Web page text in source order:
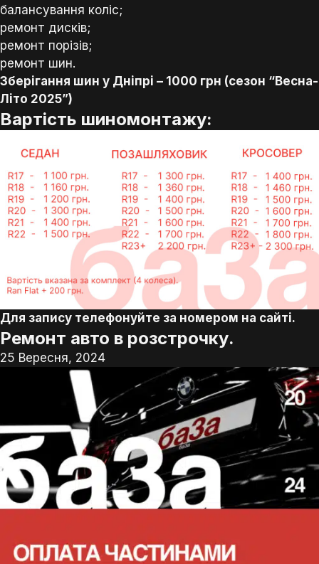
балансування коліс;
ремонт дисків;
ремонт порізів;
ремонт шин.
Зберігання шин у Дніпрі – 1000 грн (сезон “Весна-
Літо 2025”)
Вартість шиномонтажу:
Для запису телефонуйте за номером на сайті.
Ремонт авто в розстрочку.
25 Вересня, 2024